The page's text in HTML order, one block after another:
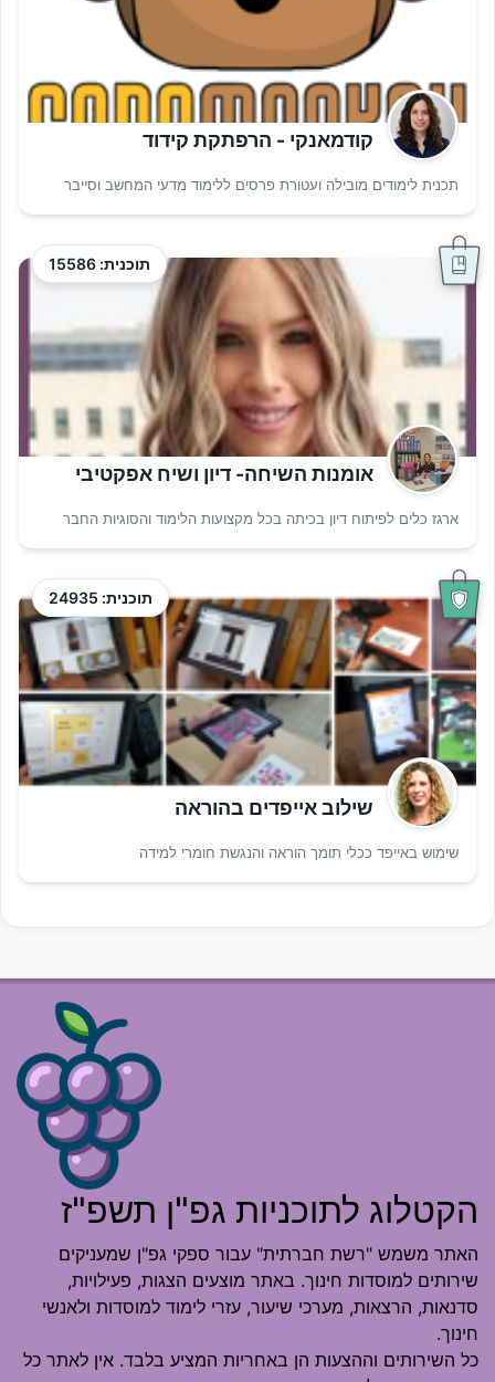
קודמאנקי - הרפתקת קידוד
תכנית לימודים מובילה ועטורת פרסים ללימוד מדעי המחשב וסייבר
תוכנית: 15586
אומנות השיחה- דיון ושיח אפקטיבי
ארגז כלים לפיתוח דיון בכיתה בכל מקצועות הלימוד והסוגיות החבר
תוכנית: 24935
שילוב אייפדים בהוראה
שימוש באייפד ככלי תומך הוראה והנגשת חומרי למידה
הקטלוג לתוכניות גפ"ן תשפ"ז
האתר משמש "רשת חברתית" עבור ספקי גפ"ן שמעניקים
שירותים למוסדות חינוך. באתר מוצעים הצגות, פעילויות,
סדנאות, הרצאות, מערכי שיעור, עזרי לימוד למוסדות ולאנשי
חינוך.
כל השירותים וההצעות הן באחריות המציע בלבד. אין לאתר כל